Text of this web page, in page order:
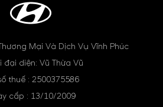
Mại Và Dịch Vụ Vĩnh Phúc
đại diện: Vũ Thừa Vũ
thuế : 2500375586
cấp : 13/10/2009